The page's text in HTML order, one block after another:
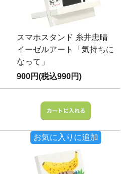
スマホスタンド 糸井忠晴
イーゼルアート「気持ちに
なって」
900円(税込990円)
お気に入りに追加